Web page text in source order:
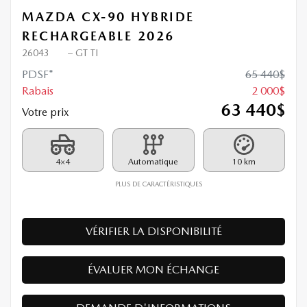
MAZDA CX-90 HYBRIDE
RECHARGEABLE 2026
26043 – GT TI
PDSF* 65 440$
Rabais
2 000$
Votre prix
63 440$
4×4 Automatique 10 km
PLUS DE CARACTÉRISTIQUES
VÉRIFIER LA DISPONIBILITÉ
ÉVALUER MON ÉCHANGE